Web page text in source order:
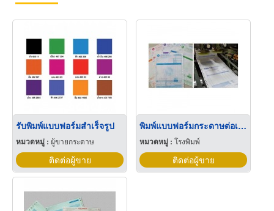
รับพิมพ์แบบฟอร์มสำเร็จรูป
หมวดหมู่ : ผู้ขายกระดาษ
ติดต่อผู้ขาย
พิมพ์แบบฟอร์มกระดาษต่อเนื่อง
หมวดหมู่ :โรงพิมพ์
ติดต่อผู้ขาย